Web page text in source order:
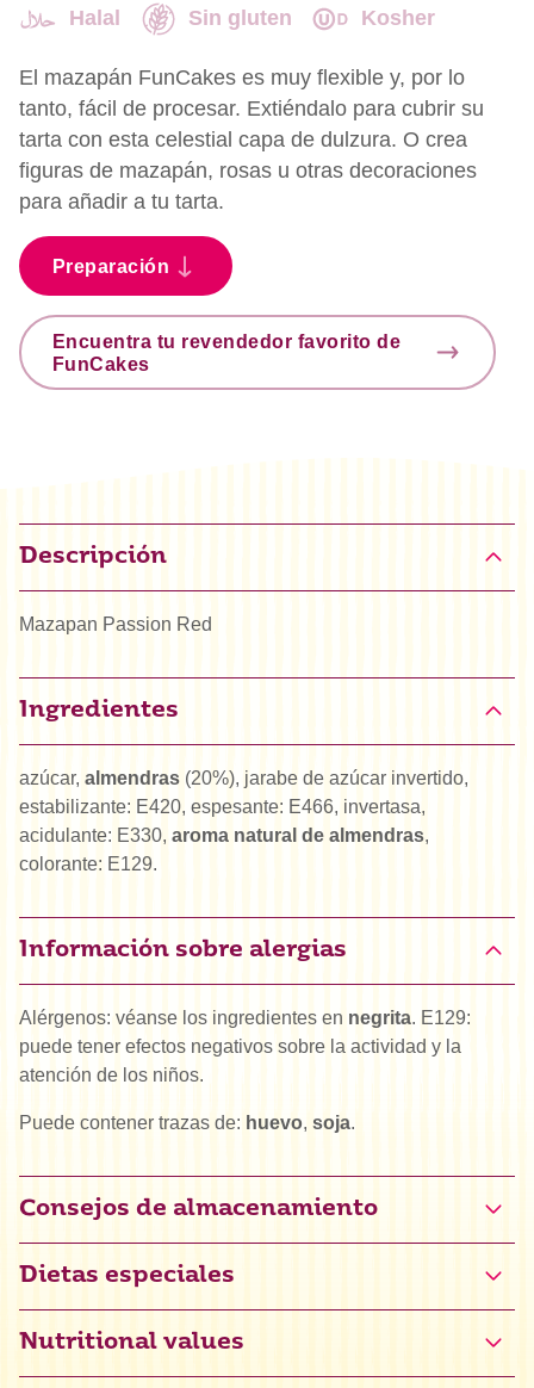
Halal Sin gluten Kosher
El mazapán FunCakes es muy flexible y, por lo
tanto, fácil de procesar. Extiéndalo para cubrir su
tarta con esta celestial capa de dulzura. O crea
figuras de mazapán, rosas u otras decoraciones
para añadir a tu tarta.
Preparación
Encuentra tu revendedor favorito de
FunCakes
Descripción
Mazapan Passion Red
Ingredientes
azúcar, almendras (20%), jarabe de azúcar invertido,
estabilizante: E420, espesante: E466, invertasa,
acidulante: E330, aroma natural de almendras,
colorante: E129.
Información sobre alergias
Alérgenos: véanse los ingredientes en negrita. E129:
puede tener efectos negativos sobre la actividad y la
atención de los niños.
Puede contener trazas de: huevo, soja.
Consejos de almacenamiento
Dietas especiales
Halal
Certificado sin gluten (NL-090-074)
Nutritional values